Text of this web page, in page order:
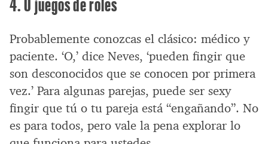
Probablemente conozcas el clásico: médico y
paciente. ‘O,’ dice Neves, ‘pueden fingir que
son desconocidos que se conocen por primera
vez.’ Para algunas parejas, puede ser sexy
fingir que tú o tu pareja está “engañando”. No
es para todos, pero vale la pena explorar lo